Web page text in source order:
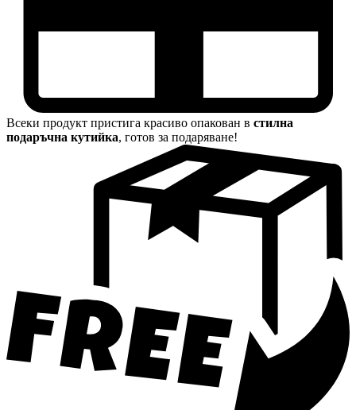
Всеки продукт пристига красиво опакован в стилна
подаръчна кутийка, готов за подаряване!